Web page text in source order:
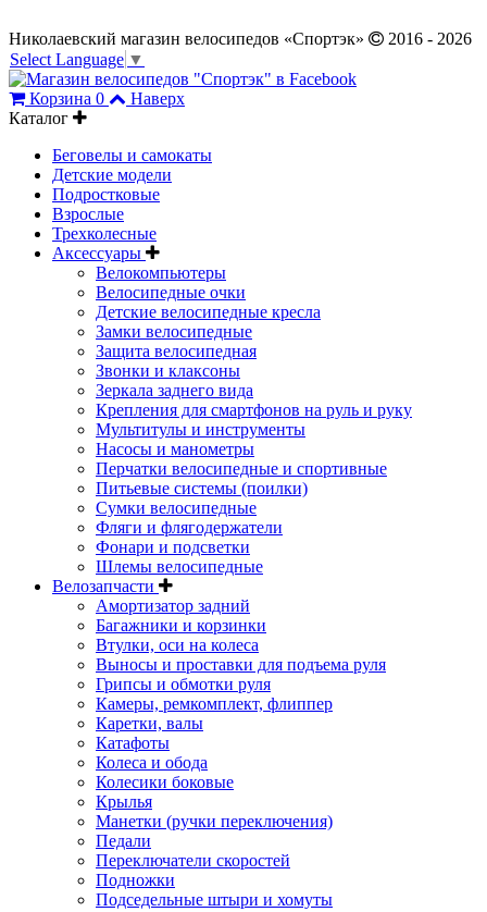
Николаевский магазин велосипедов «Спортэк»
2016 - 2026
Select Language ▼
Корзина 0
Наверх
Каталог
Беговелы и самокаты
Детские модели
Подростковые
Взрослые
Трехколесные
Аксессуары
Велокомпьютеры
Велосипедные очки
Детские велосипедные кресла
Замки велосипедные
Защита велосипедная
Звонки и клаксоны
Зеркала заднего вида
Крепления для смартфонов на руль и руку
Мультитулы и инструменты
Насосы и манометры
Перчатки велосипедные и спортивные
Питьевые системы (поилки)
Сумки велосипедные
Фляги и флягодержатели
Фонари и подсветки
Шлемы велосипедные
Велозапчасти
Амортизатор задний
Багажники и корзинки
Втулки, оси на колеса
Выносы и проставки для подъема руля
Грипсы и обмотки руля
Камеры, ремкомплект, флиппер
Каретки, валы
Катафоты
Колеса и обода
Колесики боковые
Крылья
Манетки (ручки переключения)
Педали
Переключатели скоростей
Подножки
Подседельные штыри и хомуты